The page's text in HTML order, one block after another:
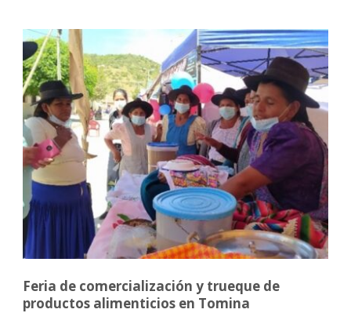
Feria de comercialización y trueque de
productos alimenticios en Tomina